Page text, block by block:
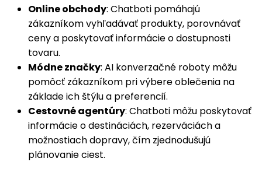
Online obchody: Chatboti pomáhajú
zákazníkom vyhľadávať produkty, porovnávať
ceny a poskytovať informácie o dostupnosti
tovaru.
Módne značky: AI konverzačné roboty môžu
pomôcť zákazníkom pri výbere oblečenia na
základe ich štýlu a preferencií.
Cestovné agentúry: Chatboti môžu poskytovať
informácie o destináciách, rezerváciách a
možnostiach dopravy, čím zjednodušujú
plánovanie ciest.